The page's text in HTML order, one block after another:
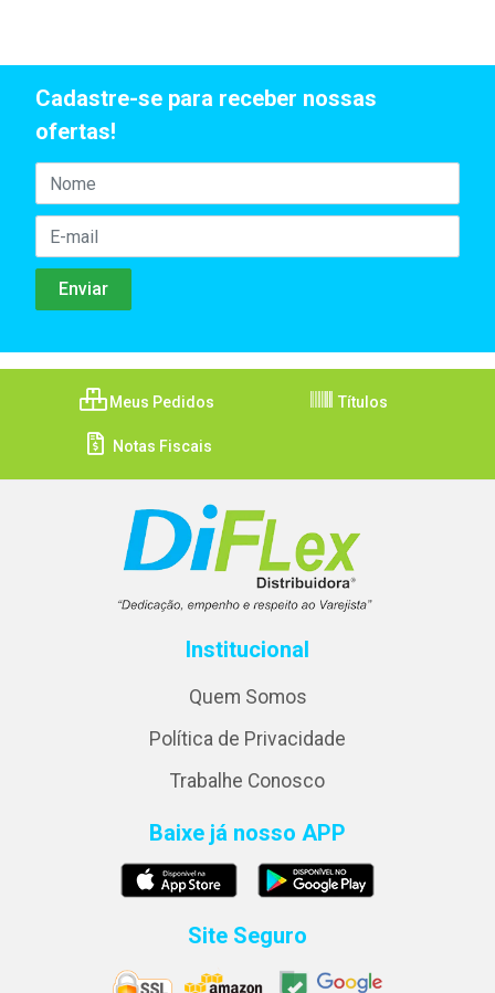
Cadastre-se para receber nossas
ofertas!
Meus Pedidos Títulos
Notas Fiscais
Institucional
Quem Somos
Política de Privacidade
Trabalhe Conosco
Baixe já nosso APP
Site Seguro